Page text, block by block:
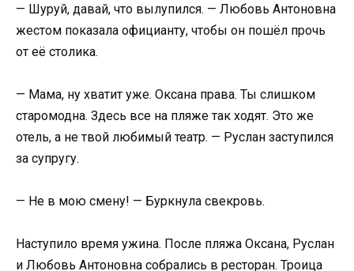
— Шуруй, давай, что вылупился. — Любовь Антоновна
жестом показала официанту, чтобы он пошёл прочь
от её столика.
— Мама, ну хватит уже. Оксана права. Ты слишком
старомодна. Здесь все на пляже так ходят. Это же
отель, а не твой любимый театр. — Руслан заступился
за супругу.
— Не в мою смену! — Буркнула свекровь.
Наступило время ужина. После пляжа Оксана, Руслан
и Любовь Антоновна собрались в ресторан. Троица